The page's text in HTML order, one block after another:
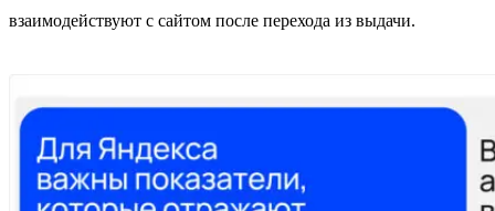
взаимодействуют с сайтом после перехода из выдачи.